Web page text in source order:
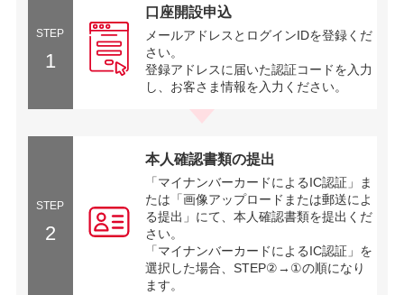
STEP
1
口座開設申込
メールアドレスとログインIDを登録くだ
さい。
登録アドレスに届いた認証コードを入力
し、お客さま情報を入力ください。
STEP
2
本人確認書類の提出
「マイナンバーカードによるIC認証」ま
たは「画像アップロードまたは郵送によ
る提出」にて、本人確認書類を提出くだ
さい。
「マイナンバーカードによるIC認証」を
選択した場合、STEP②→①の順になり
ます。